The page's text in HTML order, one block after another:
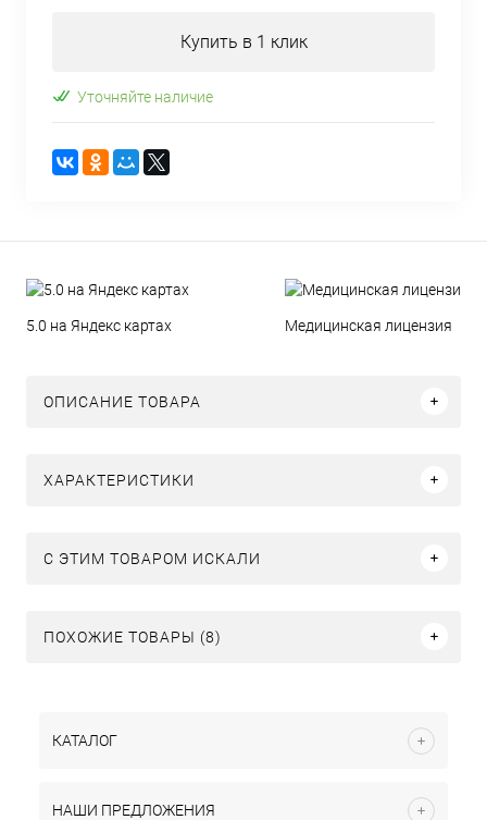
Купить в 1 клик
Уточняйте наличие
5.0 на Яндекс картах Медицинская лицензия
ОПИСАНИЕ ТОВАРА
ХАРАКТЕРИСТИКИ
C ЭТИМ ТОВАРОМ ИСКАЛИ
ПОХОЖИЕ ТОВАРЫ (8)
КАТАЛОГ
НАШИ ПРЕДЛОЖЕНИЯ